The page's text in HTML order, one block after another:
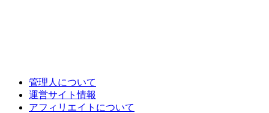
管理人について
運営サイト情報
アフィリエイトについて